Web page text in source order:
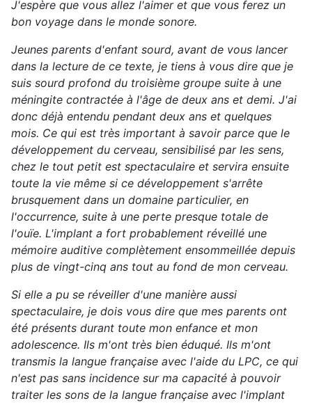
J'espère que vous allez l'aimer et que vous ferez un
bon voyage dans le monde sonore.
Jeunes parents d'enfant sourd, avant de vous lancer
dans la lecture de ce texte, je tiens à vous dire que je
suis sourd profond du troisième groupe suite à une
méningite contractée à l'âge de deux ans et demi. J'ai
donc déjà entendu pendant deux ans et quelques
mois. Ce qui est très important à savoir parce que le
développement du cerveau, sensibilisé par les sens,
chez le tout petit est spectaculaire et servira ensuite
toute la vie même si ce développement s'arrête
brusquement dans un domaine particulier, en
l'occurrence, suite à une perte presque totale de
l'ouïe. L'implant a fort probablement réveillé une
mémoire auditive complètement ensommeillée depuis
plus de vingt-cinq ans tout au fond de mon cerveau.
Si elle a pu se réveiller d'une manière aussi
spectaculaire, je dois vous dire que mes parents ont
été présents durant toute mon enfance et mon
adolescence. Ils m'ont très bien éduqué. Ils m'ont
transmis la langue française avec l'aide du LPC, ce qui
n'est pas sans incidence sur ma capacité à pouvoir
traiter les sons de la langue française avec l'implant